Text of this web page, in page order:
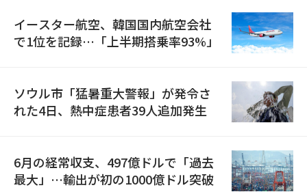
イースター航空、韓国国内航空会社
で1位を記録…「上半期搭乗率93%」
ソウル市「猛暑重大警報」が発令さ
れた4日、熱中症患者39人追加発生
6月の経常収支、497億ドルで「過去
最大」…輸出が初の1000億ドル突破